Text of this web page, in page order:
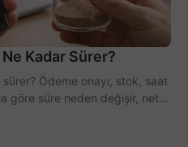
Kadar Sürer?
Ödeme onayı, stok, saat
göre süre neden değişir, net